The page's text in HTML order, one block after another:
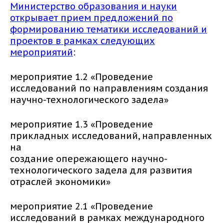
Министерство образования и науки
открывает прием предложений по
формированию тематики исследований и
проектов в рамках следующих
мероприятий:
мероприятие 1.2 «Проведение
исследований по направлениям создания
научно-технологического задела»
мероприятие 1.3 «Проведение
прикладных исследований, направленных
на
создание опережающего научно-
технологического задела для развития
отраслей экономики»
мероприятие 2.1 «Проведение
исследований в рамках международного